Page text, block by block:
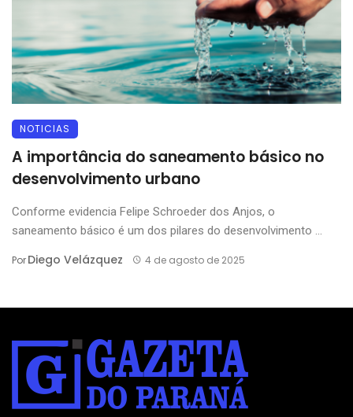
NOTICIAS
A importância do saneamento básico no
desenvolvimento urbano
Conforme evidencia Felipe Schroeder dos Anjos, o
saneamento básico é um dos pilares do desenvolvimento ...
PorDiego Velázquez 4 de agosto de 2025